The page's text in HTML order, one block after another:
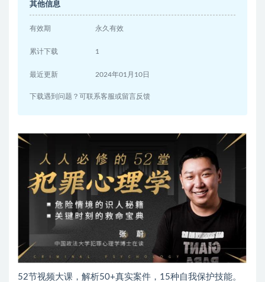
其他信息
有效期 永久有效
累计下载 1
最近更新 2024年01月10日
下载遇到问题？可联系客服或留言反馈
52节视频大课，解析50+真实案件，15种自我保护技能。